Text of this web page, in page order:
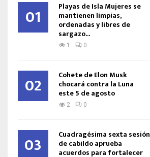
01 Playas de Isla Mujeres se
mantienen limpias,
ordenadas y libres de
sargazo...
1 0
02 Cohete de Elon Musk
chocará contra la Luna
este 5 de agosto
2 0
03 Cuadragésima sexta sesión
de cabildo aprueba
acuerdos para fortalecer